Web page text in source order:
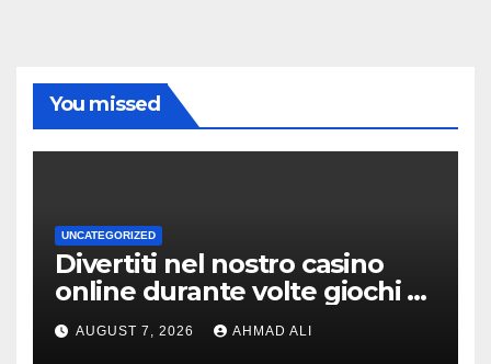
You missed
UNCATEGORIZED
Divertiti nel nostro casino
online durante volte giochi di
slot-machine oltre a
coinvolgenti
AUGUST 7, 2026 AHMAD ALI